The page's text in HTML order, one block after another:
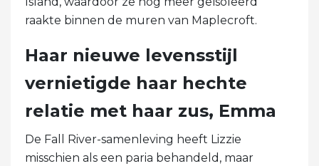
raakte binnen de muren van Maplecroft.
Haar nieuwe levensstijl
vernietigde haar hechte
relatie met haar zus, Emma
De Fall River-samenleving heeft Lizzie
misschien als een paria behandeld, maar